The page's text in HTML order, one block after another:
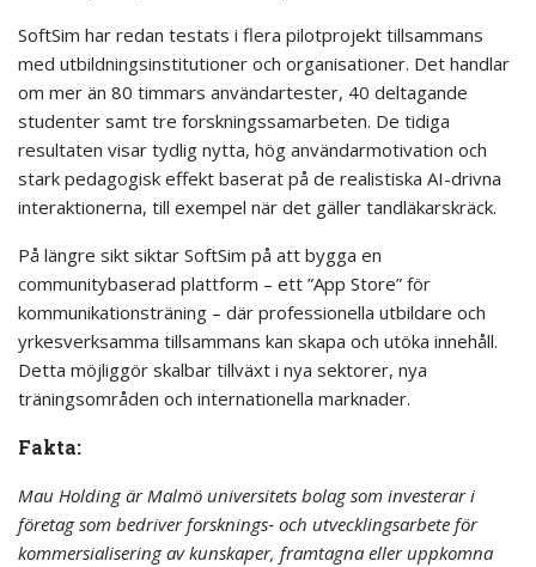
SoftSim har redan testats i flera pilotprojekt tillsammans
med utbildningsinstitutioner och organisationer. Det handlar
om mer än 80 timmars användartester, 40 deltagande
studenter samt tre forskningssamarbeten. De tidiga
resultaten visar tydlig nytta, hög användarmotivation och
stark pedagogisk effekt baserat på de realistiska AI-drivna
interaktionerna, till exempel när det gäller tandläkarskräck.
På längre sikt siktar SoftSim på att bygga en
communitybaserad plattform – ett ”App Store” för
kommunikationsträning – där professionella utbildare och
yrkesverksamma tillsammans kan skapa och utöka innehåll.
Detta möjliggör skalbar tillväxt i nya sektorer, nya
träningsområden och internationella marknader.
Fakta:
Mau Holding är Malmö universitets bolag som investerar i
företag som bedriver forsknings‐ och utvecklingsarbete för
kommersialisering av kunskaper, framtagna eller uppkomna